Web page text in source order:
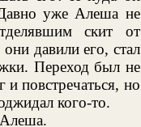
уже Алеша не
скит от
давили его, стал
Переход был не
и повстречаться, но
кого-то.